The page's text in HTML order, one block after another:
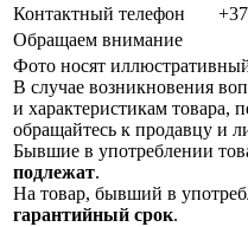
Контактный телефон
Обращаем внимание
Фото носят
В случае возникновения
и характеристикам товара,
обращайтесь к продавцу и
Бывшие в употреблении
подлежат.
На товар, бывший в
гарантийный срок.